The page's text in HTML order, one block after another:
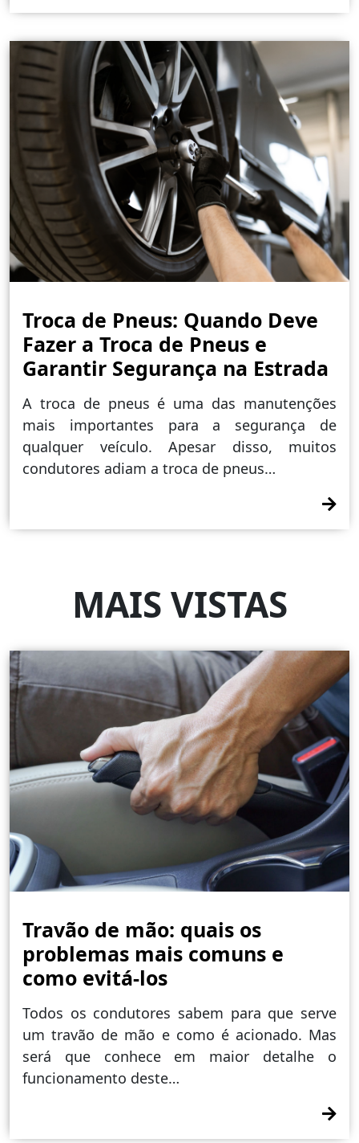
Troca de Pneus: Quando Deve
Fazer a Troca de Pneus e
Garantir Segurança na Estrada
A troca de pneus é uma das manutenções
mais importantes para a segurança de
qualquer veículo. Apesar disso, muitos
condutores adiam a troca de pneus…
MAIS VISTAS
Travão de mão: quais os
problemas mais comuns e
como evitá-los
Todos os condutores sabem para que serve
um travão de mão e como é acionado. Mas
será que conhece em maior detalhe o
funcionamento deste…